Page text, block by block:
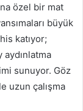
özel bir mat
büyük
katıyor;
aydınlatma
sunuyor. Göz
uzun çalışma